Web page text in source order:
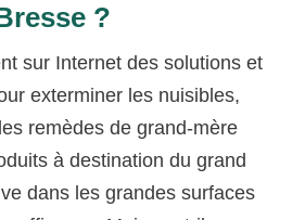
?
sur Internet des solutions et
exterminer les nuisibles,
remèdes de grand-mère
à destination du grand
dans les grandes surfaces